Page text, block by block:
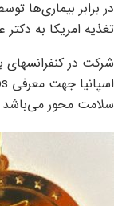
تغذیه امریکا به
شرکت در کنفرانسهای
سلامت محور